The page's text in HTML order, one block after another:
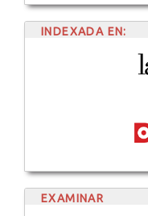
INDEXADA EN:
EXAMINAR